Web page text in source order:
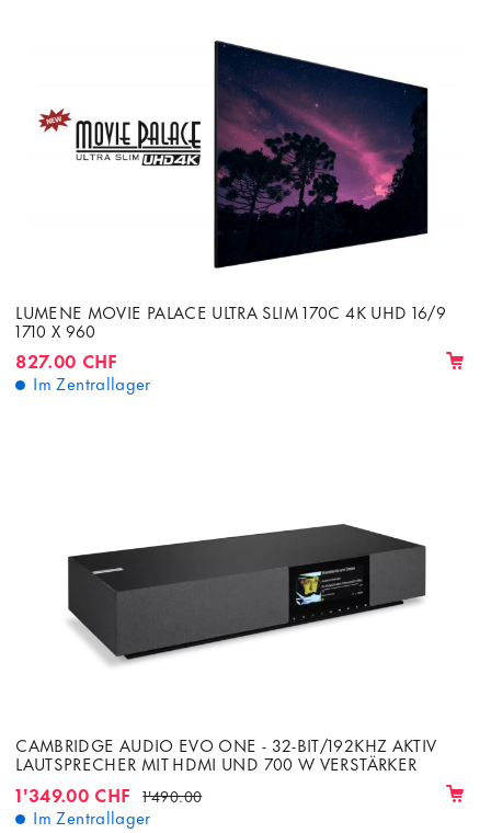
LUMENE MOVIE PALACE ULTRA SLIM 170C 4K UHD 16/9
1710 X 960
827.00 CHF
Im Zentrallager
CAMBRIDGE AUDIO EVO ONE - 32-BIT/192KHZ AKTIV
LAUTSPRECHER MIT HDMI UND 700 W VERSTÄRKER
1'349.00 CHF 1'490.00
Im Zentrallager